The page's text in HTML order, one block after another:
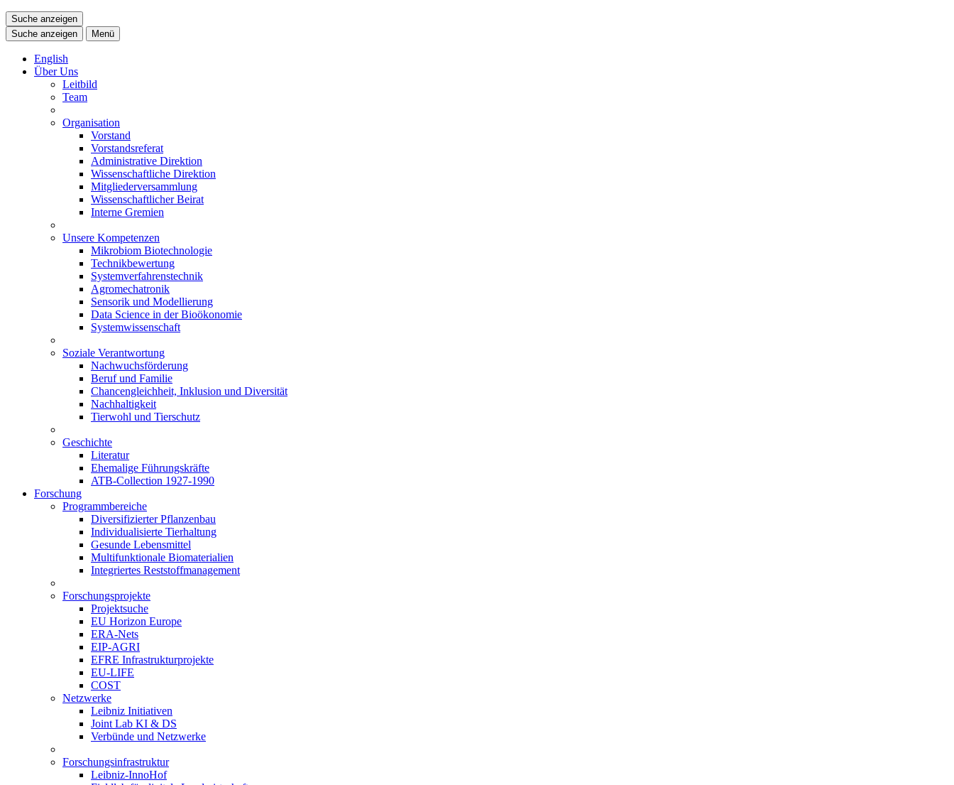
Suche anzeigen
Suche anzeigen
Menü
English
Über Uns
Leitbild
Team
Organisation
Vorstand
Vorstandsreferat
Administrative Direktion
Wissenschaftliche Direktion
Mitgliederversammlung
Wissenschaftlicher Beirat
Interne Gremien
Unsere Kompetenzen
Mikrobiom Biotechnologie
Technikbewertung
Systemverfahrenstechnik
Agromechatronik
Sensorik und Modellierung
Data Science in der Bioökonomie
Systemwissenschaft
Soziale Verantwortung
Nachwuchsförderung
Beruf und Familie
Chancengleichheit, Inklusion und Diversität
Nachhaltigkeit
Tierwohl und Tierschutz
Geschichte
Literatur
Ehemalige Führungskräfte
ATB-Collection 1927-1990
Forschung
Programmbereiche
Diversifizierter Pflanzenbau
Individualisierte Tierhaltung
Gesunde Lebensmittel
Multifunktionale Biomaterialien
Integriertes Reststoffmanagement
Forschungsprojekte
Projektsuche
EU Horizon Europe
ERA-Nets
EIP-AGRI
EFRE Infrastrukturprojekte
EU-LIFE
COST
Netzwerke
Leibniz Initiativen
Joint Lab KI & DS
Verbünde und Netzwerke
Forschungsinfrastruktur
Leibniz-InnoHof